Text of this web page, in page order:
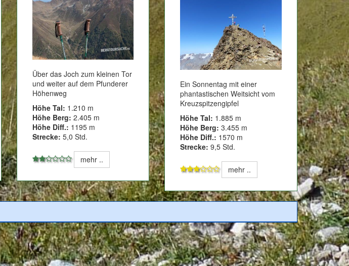
Über das Joch zum kleinen Tor
und weiter auf dem Pfunderer
Höhenweg
Höhe Tal: 1.210 m
Höhe Berg: 2.405 m
Höhe Diff.: 1195 m
Strecke: 5,0 Std.
mehr ..
Ein Sonnentag mit einer
phantastischen Weitsicht vom
Kreuzspitzengipfel
Höhe Tal: 1.885 m
Höhe Berg: 3.455 m
Höhe Diff.: 1570 m
Strecke: 9,5 Std.
mehr ..